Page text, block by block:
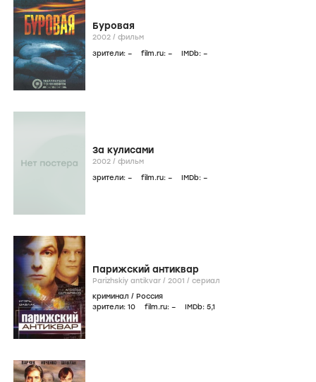
Буровая
2002 / фильм
зрители: – film.ru: – IMDb: –
За кулисами
2002 / фильм
зрители: – film.ru: – IMDb: –
Парижский антиквар
Parizhskiy antikvar / 2001 / сериал
криминал / Россия
зрители: 10 film.ru: – IMDb: 5,1